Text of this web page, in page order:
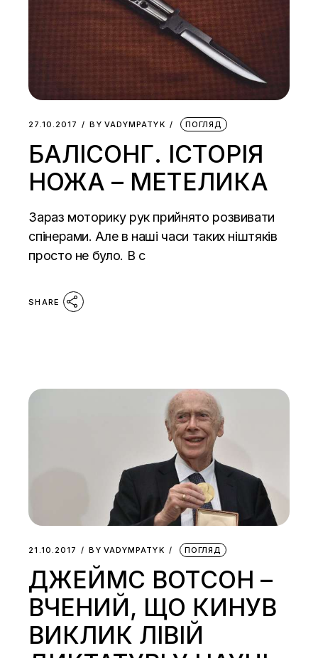
27.10.2017 BY VADYMPATYK ПОГЛЯД
БАЛІСОНГ. ІСТОРІЯ
НОЖА – МЕТЕЛИКА
Зараз моторику рук прийнято розвивати
спінерами. Але в наші часи таких ніштяків
просто не було. В с
SHARE
21.10.2017 BY VADYMPATYK ПОГЛЯД
ДЖЕЙМС ВОТСОН –
ВЧЕНИЙ, ЩО КИНУВ
ВИКЛИК ЛІВІЙ